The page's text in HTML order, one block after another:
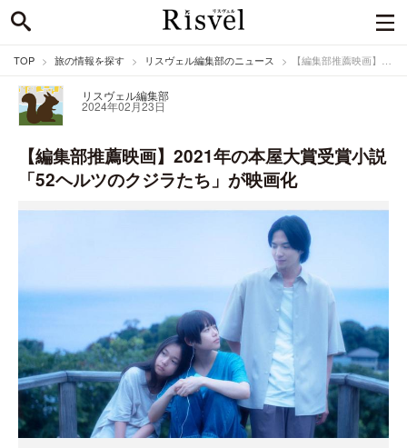
TOP 旅の情報を探す リスヴェル編集部のニュース 【編集部推薦映画】2021年の本屋大賞受賞小説「52ヘルツのクジラたち」が映画化
リスヴェル編集部
2024年02月23日
【編集部推薦映画】2021年の本屋大賞受賞小説
「52ヘルツのクジラたち」が映画化